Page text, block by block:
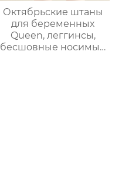
Октябрьские штаны
для беременных
Queen, леггинсы,
бесшовные носимые